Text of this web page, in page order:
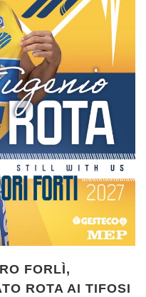
FORLÌ,
ROTA AI TIFOSI